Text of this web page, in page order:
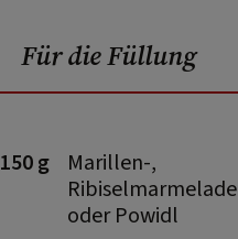
Für die Füllung
150 g
Marillen-,
Ribiselmarmelade
oder Powidl